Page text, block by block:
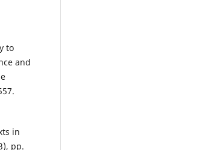
to
and
in
pp.